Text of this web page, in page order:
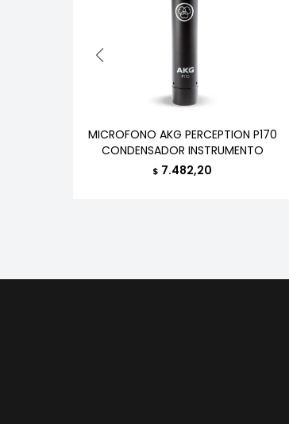
MICROFONO AKG PERCEPTION P170
CONDENSADOR INSTRUMENTO
$ 7.482,20